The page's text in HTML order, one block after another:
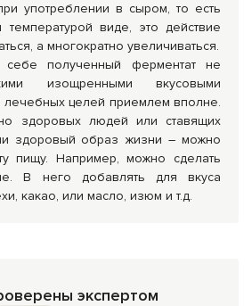
употреблении в сыром, то есть
температурой виде, это действие
а многократно увеличиваться.
полученный ферментат не
изощренными вкусовыми
лечебных целей приемлем вполне.
здоровых людей или ставящих
здоровый образ жизни – можно
пищу. Например, можно сделать
В него добавлять для вкуса
какао, или масло, изюм и т.д.
экспертом